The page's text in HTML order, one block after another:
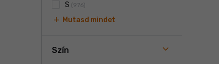
S (976)
add Mutasd mindet
Szín